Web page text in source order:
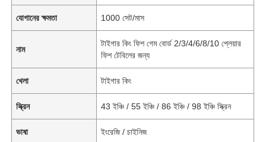
যোগানের ক্ষমতা 1000 সেট/মাস
নাম
টাইগার কিং ফিশ গেম বোর্ড 2/3/4/6/8/10 প্লেয়ার
ফিশ টেবিলের জন্য
খেলা টাইগার কিং
স্ক্রিন 43 ইঞ্চি / 55 ইঞ্চি / 86 ইঞ্চি / 98 ইঞ্চি স্ক্রিন
ভাষা ইংরেজি / চাইনিজ